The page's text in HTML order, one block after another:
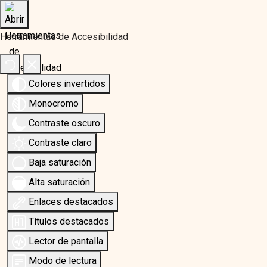
Herramientas de Accesibilidad
Colores invertidos
Monocromo
Contraste oscuro
Contraste claro
Baja saturación
Alta saturación
Enlaces destacados
Títulos destacados
Lector de pantalla
Modo de lectura